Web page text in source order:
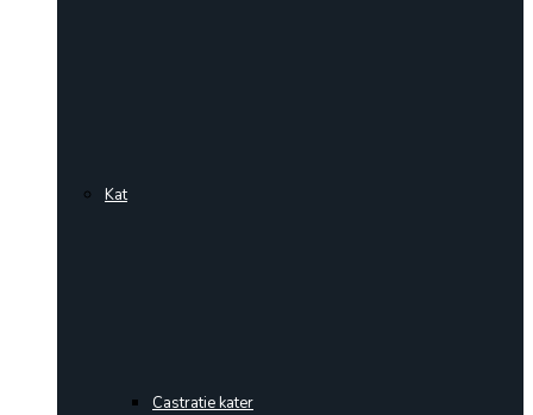
Kat
Castratie kater